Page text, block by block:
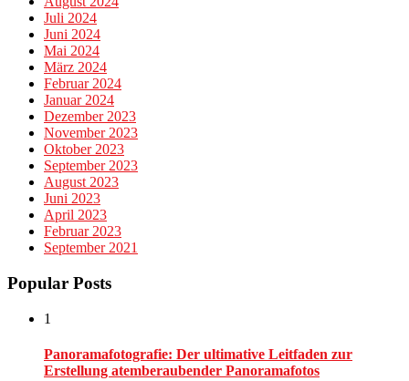
Juli 2024
Juni 2024
Mai 2024
März 2024
Februar 2024
Januar 2024
Dezember 2023
November 2023
Oktober 2023
September 2023
August 2023
Juni 2023
April 2023
Februar 2023
September 2021
Popular Posts
1
Panoramafotografie: Der ultimative Leitfaden zur
Erstellung atemberaubender Panoramafotos